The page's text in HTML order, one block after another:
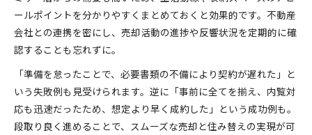
ールポイントを分かりやすくまとめておくと効果的です。不動産
会社との連携を密にし、売却活動の進捗や反響状況を定期的に確
認することも忘れずに。
「準備を怠ったことで、必要書類の不備により契約が遅れた」と
いう失敗例も見受けられます。逆に「事前に全てを揃え、内覧対
応も迅速だったため、想定より早く成約した」という成功例も。
段取り良く進めることで、スムーズな売却と住み替えの実現が可